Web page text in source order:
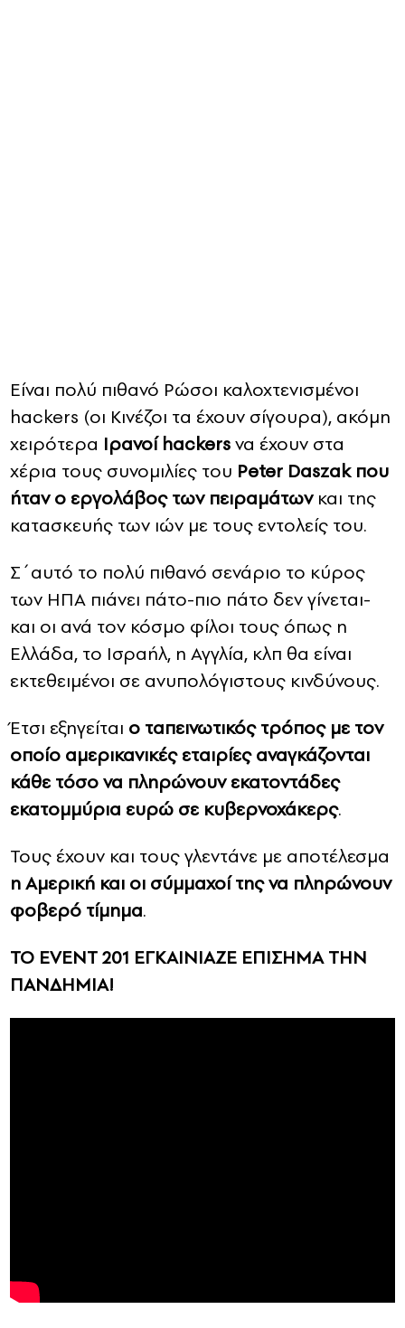
Eίναι πολύ πιθανό Ρώσοι καλοχτενισμένοι
hackers (oι Κινέζοι τα έχουν σίγουρα), ακόμη
χειρότερα Ιρανοί hackersνα έχουν στα
χέρια τους συνομιλίες του Peter Daszak που
ήταν ο εργολάβος των πειραμάτωνκαι της
κατασκευής των ιών με τους εντολείς του.
Σ΄αυτό το πολύ πιθανό σενάριο το κύρος
των ΗΠΑ πιάνει πάτο-πιο πάτο δεν γίνεται-
και οι ανά τον κόσμο φίλοι τους όπως η
Ελλάδα, το Ισραήλ, η Αγγλία, κλπ θα είναι
εκτεθειμένοι σε ανυπολόγιστους κινδύνους.
Έτσι εξηγείται ο ταπεινωτικός τρόπος με τον
οποίο αμερικανικές εταιρίες αναγκάζονται
κάθε τόσο να πληρώνουν εκατοντάδες
εκατομμύρια ευρώ σε κυβερνοχάκερς.
Τους έχουν και τους γλεντάνε με αποτέλεσμα
η Αμερική και οι σύμμαχοί της να πληρώνουν
φοβερό τίμημα.
ΤΟ ΕVENT 201 ΕΓΚΑΙΝΙΑΖΕ ΕΠΙΣΗΜΑ ΤΗΝ
ΠΑΝΔΗΜΙΑ!